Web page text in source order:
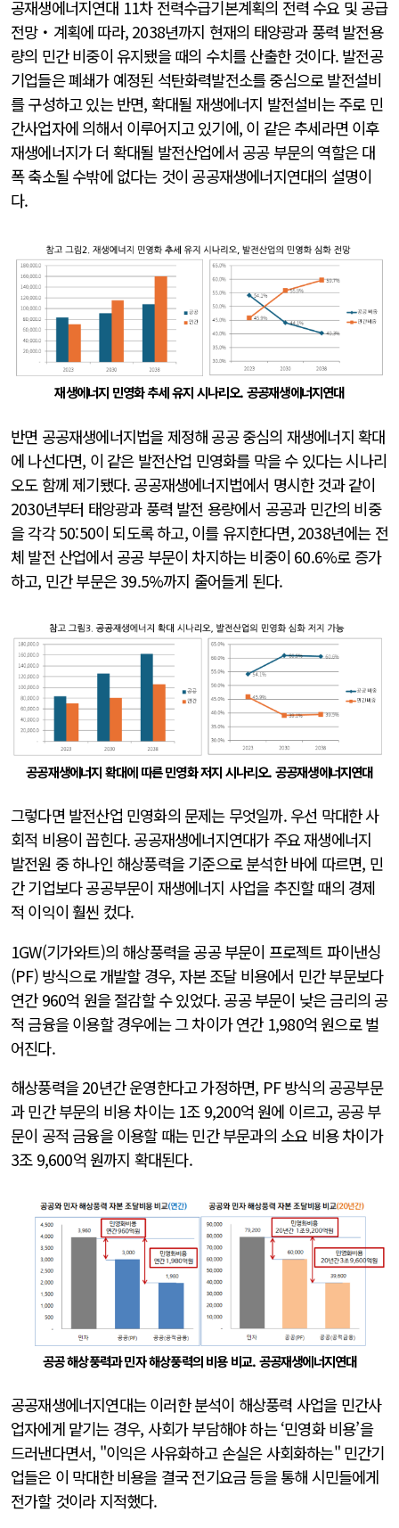
공재생에너지연대 11차 전력수급기본계획의 전력 수요 및 공급
전망・계획에 따라, 2038년까지 현재의 태양광과 풍력 발전용
량의 민간 비중이 유지됐을 때의 수치를 산출한 것이다. 발전공
기업들은 폐쇄가 예정된 석탄화력발전소를 중심으로 발전설비
를 구성하고 있는 반면, 확대될 재생에너지 발전설비는 주로 민
간사업자에 의해서 이루어지고 있기에, 이 같은 추세라면 이후
재생에너지가 더 확대될 발전산업에서 공공 부문의 역할은 대
폭 축소될 수밖에 없다는 것이 공공재생에너지연대의 설명이
다.
재생에너지 민영화 추세 유지 시나리오. 공공재생에너지연대
반면 공공재생에너지법을 제정해 공공 중심의 재생에너지 확대
에 나선다면, 이 같은 발전산업 민영화를 막을 수 있다는 시나리
오도 함께 제기됐다. 공공재생에너지법에서 명시한 것과 같이
2030년부터 태앙광과 풍력 발전 용량에서 공공과 민간의 비중
을 각각 50:50이 되도록 하고, 이를 유지한다면, 2038년에는 전
체 발전 산업에서 공공 부문이 차지하는 비중이 60.6%로 증가
하고, 민간 부문은 39.5%까지 줄어들게 된다.
공공재생에너지 확대에 따른 민영화 저지 시나리오. 공공재생에너지연대
그렇다면 발전산업 민영화의 문제는 무엇일까. 우선 막대한 사
회적 비용이 꼽힌다. 공공재생에너지연대가 주요 재생에너지
발전원 중 하나인 해상풍력을 기준으로 분석한 바에 따르면, 민
간 기업보다 공공부문이 재생에너지 사업을 추진할 때의 경제
적 이익이 훨씬 컸다.
1GW(기가와트)의 해상풍력을 공공 부문이 프로젝트 파이낸싱
(PF) 방식으로 개발할 경우, 자본 조달 비용에서 민간 부문보다
연간 960억 원을 절감할 수 있었다. 공공 부문이 낮은 금리의 공
적 금융을 이용할 경우에는 그 차이가 연간 1,980억 원으로 벌
어진다.
해상풍력을 20년간 운영한다고 가정하면, PF 방식의 공공부문
과 민간 부문의 비용 차이는 1조 9,200억 원에 이르고, 공공 부
문이 공적 금융을 이용할 때는 민간 부문과의 소요 비용 차이가
3조 9,600억 원까지 확대된다.
공공 해상풍력과 민자 해상풍력의 비용 비교. 공공재생에너지연대
공공재생에너지연대는 이러한 분석이 해상풍력 사업을 민간사
업자에게 맡기는 경우, 사회가 부담해야 하는 ‘민영화 비용’을
드러낸다면서, "이익은 사유화하고 손실은 사회화하는" 민간기
업들은 이 막대한 비용을 결국 전기요금 등을 통해 시민들에게
전가할 것이라 지적했다.